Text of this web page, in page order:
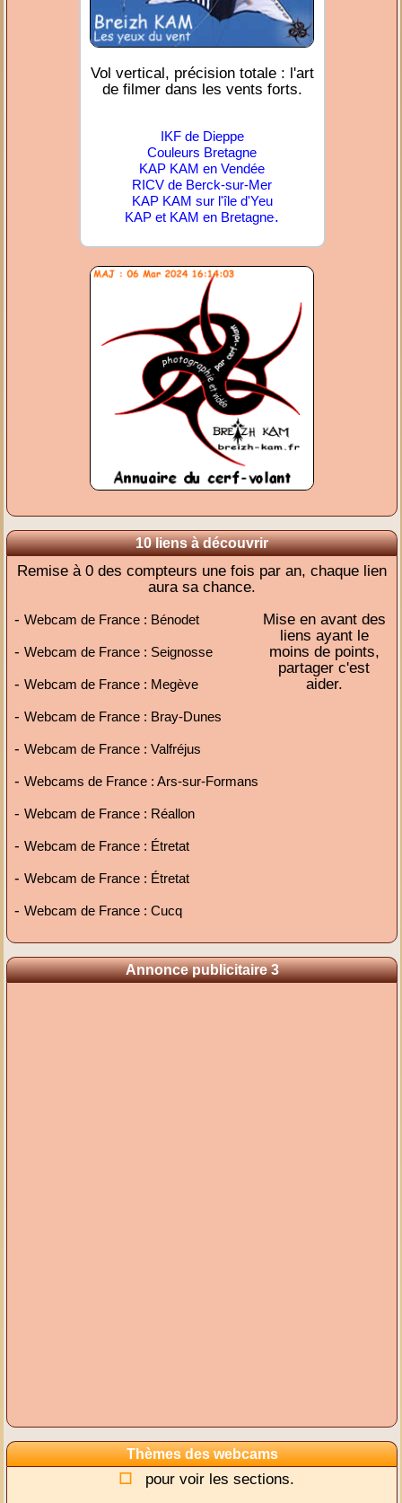
Vol vertical, précision totale : l'art
de filmer dans les vents forts.
IKF de Dieppe
Couleurs Bretagne
KAP KAM en Vendée
RICV de Berck-sur-Mer
KAP KAM sur l'île d'Yeu
KAP et KAM en Bretagne.
10 liens à découvrir
Remise à 0 des compteurs une fois par an, chaque lien
aura sa chance.
-Webcam de France : Bénodet
-Webcam de France : Seignosse
-Webcam de France : Megève
-Webcam de France : Bray-Dunes
-Webcam de France : Valfréjus
-Webcams de France : Ars-sur-Formans
-Webcam de France : Réallon
-Webcam de France : Étretat
-Webcam de France : Étretat
-Webcam de France : Cucq
Mise en avant des
liens ayant le
moins de points,
partager c'est
aider.
Annonce publicitaire 3
Thèmes des webcams
pour voir les sections.